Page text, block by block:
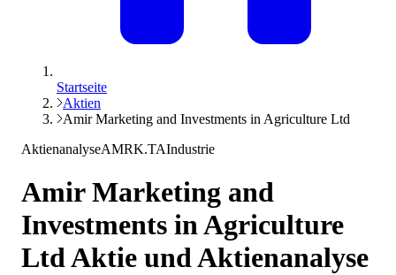
Startseite
Aktien
Amir Marketing and Investments in Agriculture Ltd
AktienanalyseAMRK.TAIndustrie
Amir Marketing and
Investments in Agriculture
LtdAktie und Aktienanalyse